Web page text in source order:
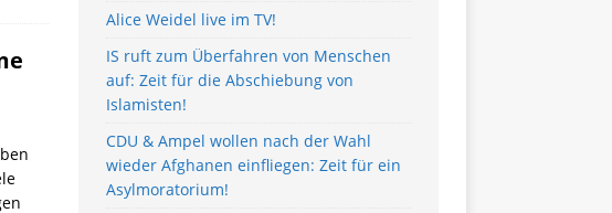
Alice Weidel live im TV!
IS ruft zum Überfahren von Menschen
auf: Zeit für die Abschiebung von
Islamisten!
CDU & Ampel wollen nach der Wahl
wieder Afghanen einfliegen: Zeit für ein
Asylmoratorium!